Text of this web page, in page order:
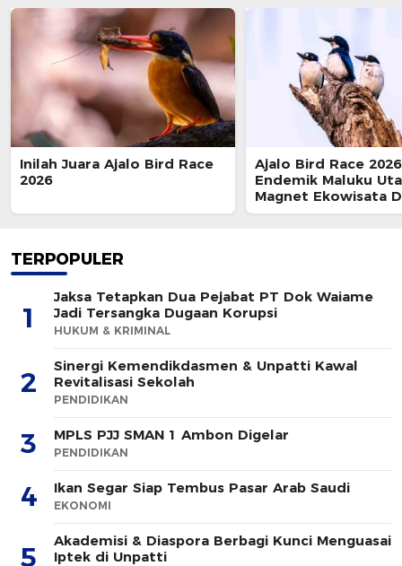
Inilah Juara Ajalo Bird Race
2026
Ajalo Bird Race
Endemik Maluku
Magnet Ekowisata
TERPOPULER
1
Jaksa Tetapkan Dua Pejabat PT Dok Waiame
Jadi Tersangka Dugaan Korupsi
HUKUM & KRIMINAL
2
Sinergi Kemendikdasmen & Unpatti Kawal
Revitalisasi Sekolah
PENDIDIKAN
3 MPLS PJJ SMAN 1 Ambon Digelar
PENDIDIKAN
4 Ikan Segar Siap Tembus Pasar Arab Saudi
EKONOMI
5
Akademisi & Diaspora Berbagi Kunci Menguasai
Iptek di Unpatti